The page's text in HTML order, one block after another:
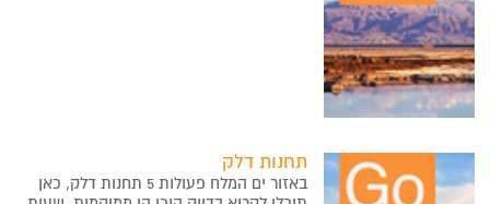
תחנות דלק
באזור ים המלח פעולות 5 תחנות דלק, כאן